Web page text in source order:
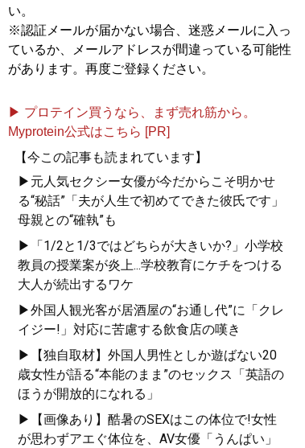
い。
※認証メールが届かない場合、迷惑メールに入っ
ているか、メールアドレスが間違っている可能性
があります。再度ご登録ください。
▶ プロテイン買うなら、まず売れ筋から。
Myprotein公式はこちら [PR]
【今この記事も読まれています】
▶元人気セクシー女優が今だからこそ明かせ
る“秘話”「夫が人生で初めてできた彼氏です」
母親との“確執”も
▶「1/2と1/3ではどちらが大きいか?」小学校
教員の授業案が炎上...学校教育にケチをつける
大人が続出するワケ
▶外国人観光客が居酒屋の“お通し代”に「クレ
イジー!」対応に苦慮する飲食店の嘆き
▶【独自取材】外国人男性としか遊ばない20
歳女性が語る“本能のまま”のセックス「英語の
ほうが開放的になれる」
▶【画像あり】酷暑のSEXはこの体位で!女性
が思わずアエぐ体位を、AV女優「うんぱい」